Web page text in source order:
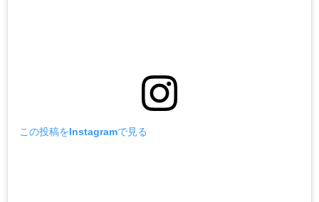
この投稿をInstagramで見る